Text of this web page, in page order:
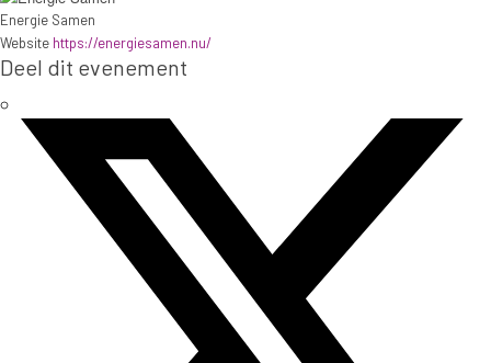
Energie Samen
Website https://energiesamen.nu/
Deel dit evenement